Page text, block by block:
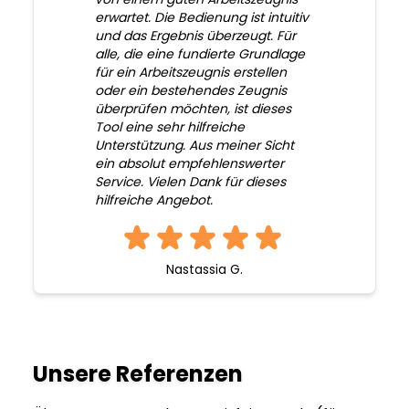
erwartet. Die Bedienung ist intuitiv
und das Ergebnis überzeugt. Für
alle, die eine fundierte Grundlage
für ein Arbeitszeugnis erstellen
oder ein bestehendes Zeugnis
überprüfen möchten, ist dieses
Tool eine sehr hilfreiche
Unterstützung. Aus meiner Sicht
ein absolut empfehlenswerter
Service. Vielen Dank für dieses
hilfreiche Angebot.
Nastassia G.
Unsere Referenzen